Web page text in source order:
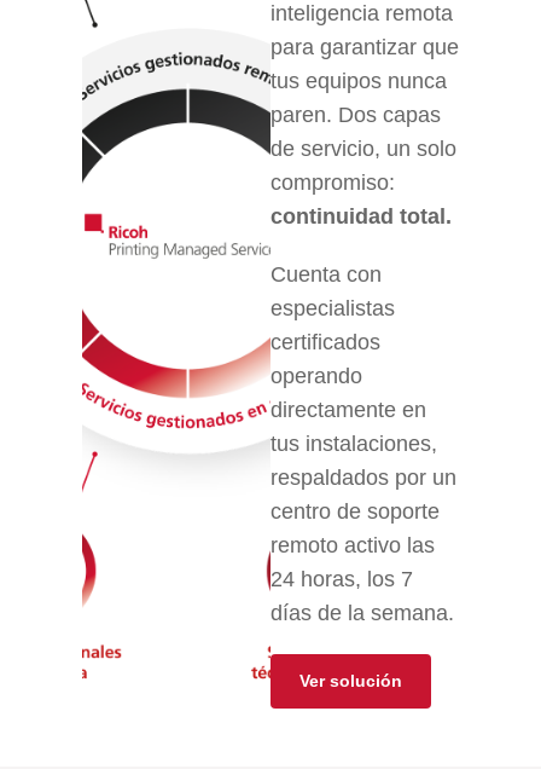
inteligencia remota
para garantizar que
tus equipos nunca
paren. Dos capas
de servicio, un solo
compromiso:
continuidad total.
Cuenta con
especialistas
certificados
operando
directamente en
tus instalaciones,
respaldados por un
centro de soporte
remoto activo las
24 horas, los 7
días de la semana.
Ver solución